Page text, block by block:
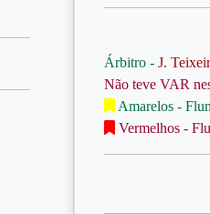
Árbitro - J.
Não teve VAR
Amarelos -
Vermelhos -